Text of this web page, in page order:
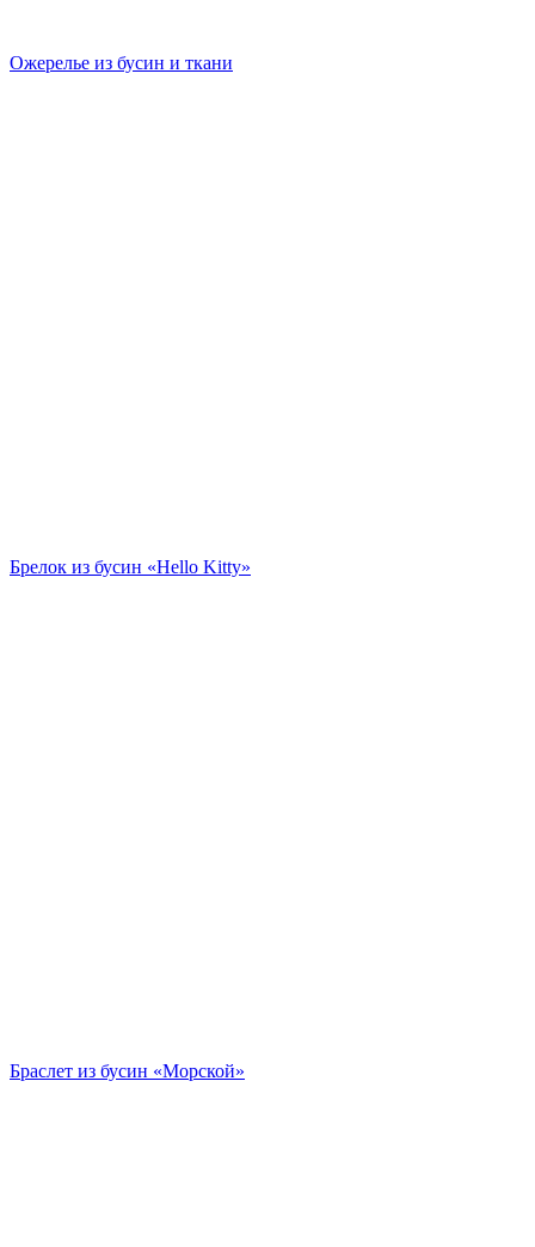
Ожерелье из бусин и ткани
Брелок из бусин «Hello Kitty»
Браслет из бусин «Морской»